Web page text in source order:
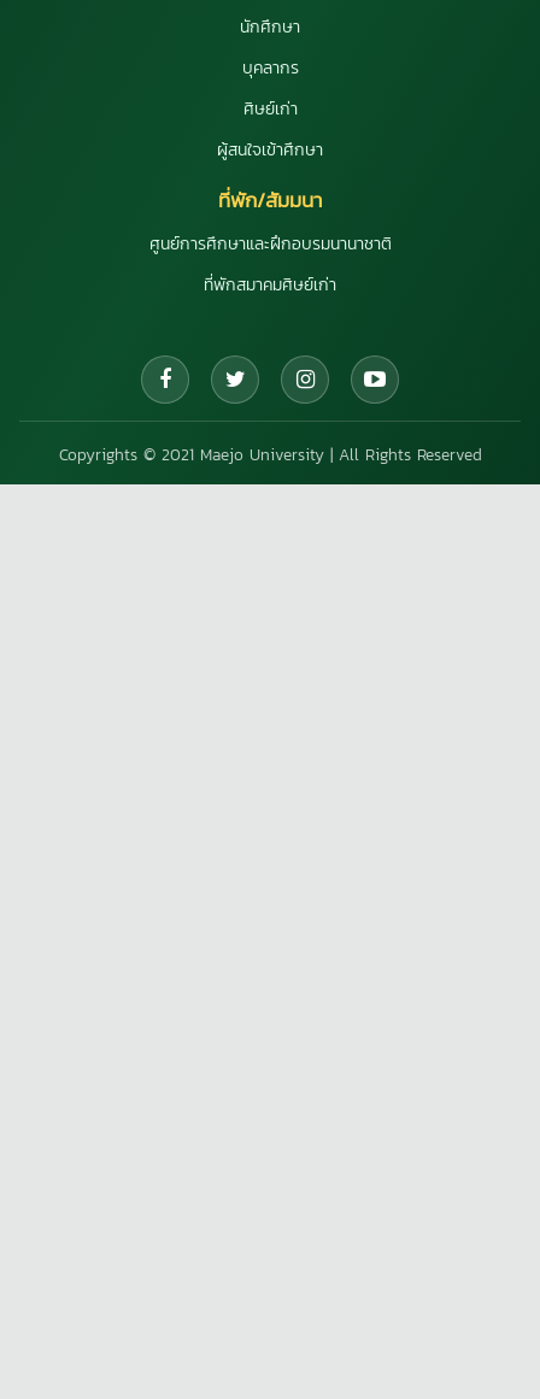
นักศึกษา
บุคลากร
ศิษย์เก่า
ผู้สนใจเข้าศึกษา
ที่พัก/สัมมนา
ศูนย์การศึกษาและฝึกอบรมนานาชาติ
ที่พักสมาคมศิษย์เก่า
Copyrights © 2021 Maejo University | All Rights Reserved